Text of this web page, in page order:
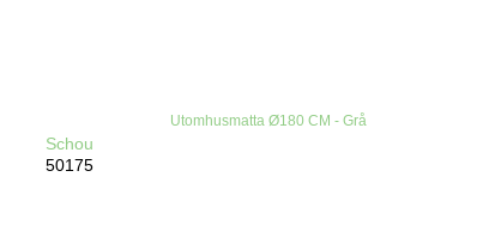
Utomhusmatta Ø180 CM - Grå
Schou
50175